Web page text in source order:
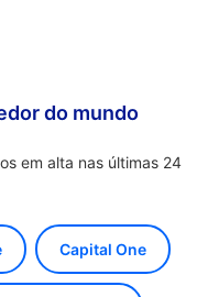
do mundo
em alta nas últimas 24
Capital One